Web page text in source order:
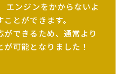
エンジンをかからないよ
とができます。
できるため、 通常より
可能となりました！